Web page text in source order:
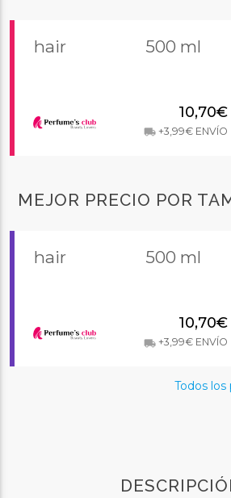
hair 500 ml
10,70€
local_shipping+3,99€ ENVÍO
MEJOR PRECIO POR
hair 500 ml
10,70€
local_shipping+3,99€ ENVÍO
Todos los